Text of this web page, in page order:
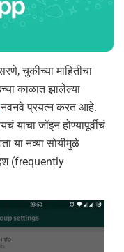
चुकीच्या माहितीचा
काळात झालेल्या
नवनवे प्रयत्न करत आहे.
याचा जॉइन होण्यापूर्वीचं
या नव्या सोयीमुळे
(frequently